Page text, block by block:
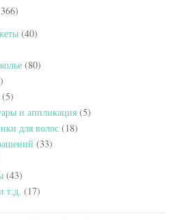
(40)
(80)
(5)
и аппликация (5)
для волос (18)
(33)
(43)
т.д. (17)